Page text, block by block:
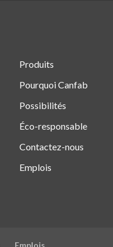
Produits
Pourquoi Canfab
Possibilités
Éco-responsable
Contactez-nous
Emplois
Emplois